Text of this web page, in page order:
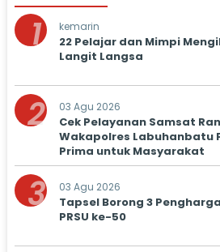
1 kemarin
22 Pelajar dan Mimpi
Langit Langsa
2 03 Agu 2026
Cek Pelayanan Samsat
Wakapolres Labuhanbatu
Prima untuk Masyarakat
3 03 Agu 2026
Tapsel Borong 3
PRSU ke-50